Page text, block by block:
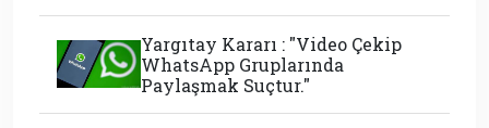
Yargıtay Kararı : "Video Çekip
WhatsApp Gruplarında
Paylaşmak Suçtur."